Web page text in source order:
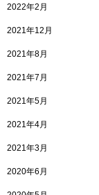
2022年2月
2021年12月
2021年8月
2021年7月
2021年5月
2021年4月
2021年3月
2020年6月